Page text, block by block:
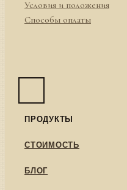
Условия и положения
Способы оплаты
ПРОДУКТЫ
СТОИМОСТЬ
БЛОГ